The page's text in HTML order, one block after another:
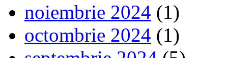
noiembrie 2024 (1)
octombrie 2024 (1)